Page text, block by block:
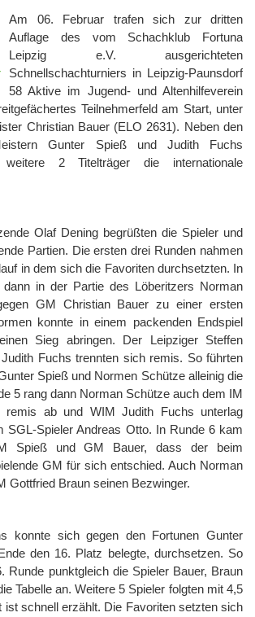
Am 06. Februar trafen sich zur dritten
Auflage des vom Schachklub Fortuna
Leipzig e.V. ausgerichteten
Schnellschachturniers in Leipzig-Paunsdorf
58 Aktive im Jugend- und Altenhilfeverein
Teilnehmerfeld am Start, unter
Christian Bauer (ELO 2631). Neben den
Gunter Spieß und Judith Fuchs
weitere 2 Titelträger die internationale
Olaf Dening begrüßten die Spieler und
Partien. Die ersten drei Runden nahmen
in dem sich die Favoriten durchsetzten. In
in der Partie des Löberitzers Norman
GM Christian Bauer zu einer ersten
konnte in einem packenden Endspiel
Sieg abringen. Der Leipziger Steffen
Fuchs trennten sich remis. So führten
Spieß und Normen Schütze alleinig die
5 rang dann Norman Schütze auch dem IM
remis ab und WIM Judith Fuchs unterlag
SGL-Spieler Andreas Otto. In Runde 6 kam
Spieß und GM Bauer, dass der beim
GM für sich entschied. Auch Norman
Gottfried Braun seinen Bezwinger.
konnte sich gegen den Fortunen Gunter
den 16. Platz belegte, durchsetzen. So
Runde punktgleich die Spieler Bauer, Braun
Tabelle an. Weitere 5 Spieler folgten mit 4,5
ist schnell erzählt. Die Favoriten setzten sich